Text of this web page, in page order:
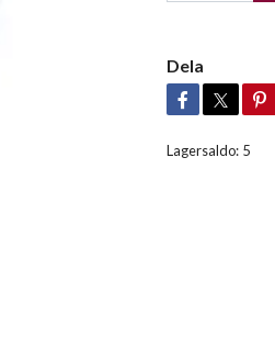
Dela
Lagersaldo: 5